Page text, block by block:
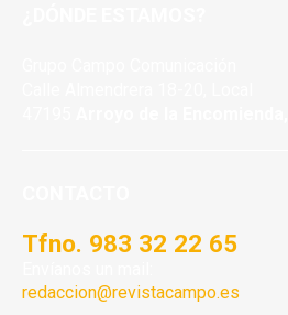
Tfno. 983 32 22 65
redaccion@revistacampo.es